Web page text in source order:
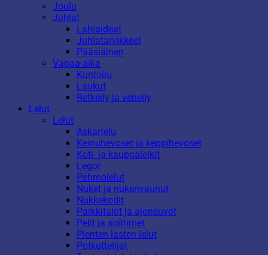
Joulu
Juhlat
Lahjaideat
Juhlatarvikkeet
Pääsiäinen
Vapaa-aika
Kuntoilu
Laukut
Retkeily ja veneily
Lelut
Lelut
Askartelu
Keinuhevoset ja keppihevoset
Koti- ja kauppaleikit
Legot
Pehmolelut
Nuket ja nukenvaunut
Nukkekodit
Parkkitalot ja ajoneuvot
Pelit ja soittimet
Pienten lasten lelut
Potkuttelijat